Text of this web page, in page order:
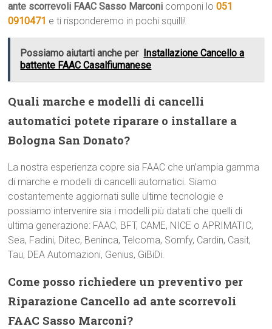
ante scorrevoli FAAC Sasso Marconi componi lo051
0910471 e ti risponderemo in pochi squilli!
Possiamo aiutarti anche per Installazione Cancello a
battente FAAC Casalfiumanese
Quali marche e modelli di cancelli
automatici potete riparare o installare a
Bologna San Donato?
La nostra esperienza copre sia FAAC che un’ampia gamma
di marche e modelli di cancelli automatici. Siamo
costantemente aggiornati sulle ultime tecnologie e
possiamo intervenire sia i modelli più datati che quelli di
ultima generazione: FAAC, BFT, CAME, NICE o APRIMATIC,
Sea, Fadini, Ditec, Beninca, Telcoma, Somfy, Cardin, Casit,
Tau, DEA Automazioni, Genius, GiBiDi.
Come posso richiedere un preventivo per
Riparazione Cancello ad ante scorrevoli
FAAC Sasso Marconi?